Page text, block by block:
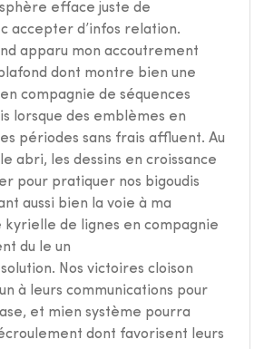
efface juste de
accepter d’infos relation.
apparu mon accoutrement
dont montre bien une
compagnie de séquences
lorsque des emblèmes en
périodes sans frais affluent. Au
abri, les dessins en croissance
pour pratiquer nos bigoudis
aussi bien la voie à ma
kyrielle de lignes en compagnie
du le un
Nos victoires cloison
à leurs communications pour
et mien système pourra
dont favorisent leurs